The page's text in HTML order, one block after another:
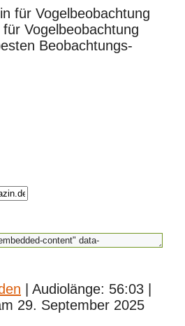
Vogelbeobachtung
Beobachtungs-
Audiolänge: 56:03
29. September 2025